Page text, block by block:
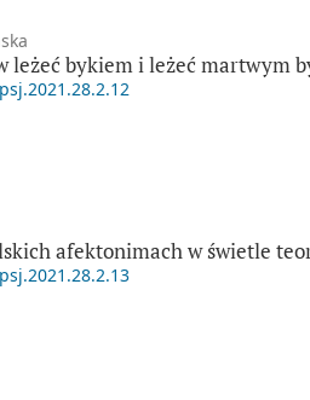
leżeć bykiem i leżeć martwym
afektonimach w świetle